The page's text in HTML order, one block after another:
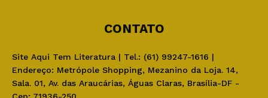
CONTATO
Site Aqui Tem Literatura | Tel.: (61) 99247-1616 |
Endereço: Metrópole Shopping, Mezanino da Loja. 14,
Sala. 01, Av. das Araucárias, Águas Claras, Brasília-DF -
Cep: 71936-250